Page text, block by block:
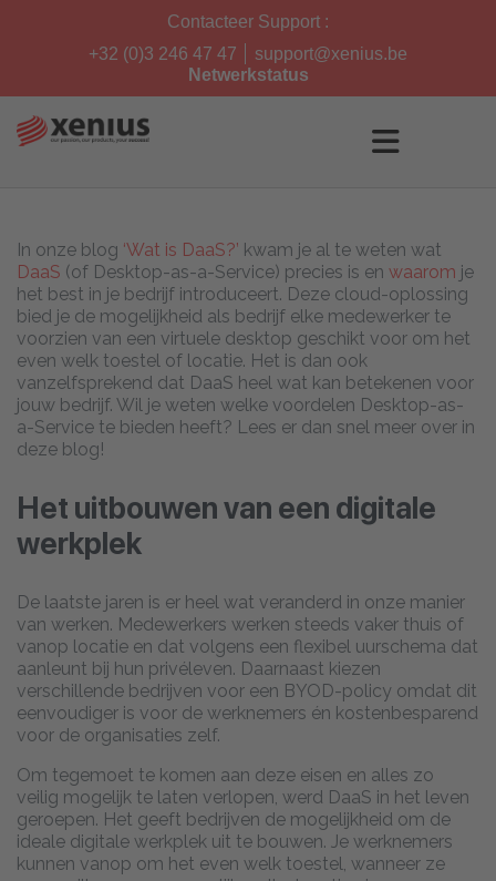
Contacteer Support :
+32 (0)3 246 47 47
support@xenius.be
Netwerkstatus
In onze blog ‘Wat is DaaS?’ kwam je al te weten wat
DaaS (of Desktop-as-a-Service) precies is en waarom je
het best in je bedrijf introduceert. Deze cloud-oplossing
bied je de mogelijkheid als bedrijf elke medewerker te
voorzien van een virtuele desktop geschikt voor om het
even welk toestel of locatie. Het is dan ook
vanzelfsprekend dat DaaS heel wat kan betekenen voor
jouw bedrijf. Wil je weten welke voordelen Desktop-as-
a-Service te bieden heeft? Lees er dan snel meer over in
deze blog!
Het uitbouwen van een digitale
werkplek
De laatste jaren is er heel wat veranderd in onze manier
van werken. Medewerkers werken steeds vaker thuis of
vanop locatie en dat volgens een flexibel uurschema dat
aanleunt bij hun privéleven. Daarnaast kiezen
verschillende bedrijven voor een BYOD-policy omdat dit
eenvoudiger is voor de werknemers én kostenbesparend
voor de organisaties zelf.
Om tegemoet te komen aan deze eisen en alles zo
veilig mogelijk te laten verlopen, werd DaaS in het leven
geroepen. Het geeft bedrijven de mogelijkheid om de
ideale digitale werkplek uit te bouwen. Je werknemers
kunnen vanop om het even welk toestel, wanneer ze